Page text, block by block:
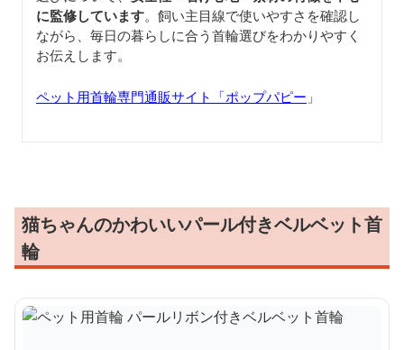
に監修しています。飼い主目線で使いやすさを確認し
ながら、毎日の暮らしに合う首輪選びをわかりやすく
お伝えします。
ペット用首輪専門通販サイト「ポップパピー 」
猫ちゃんのかわいいパール付きベルベット首
輪